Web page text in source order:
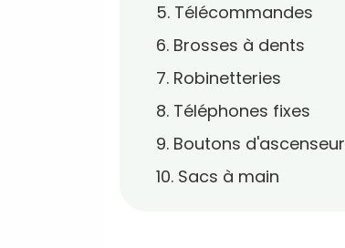
5. Télécommandes
6. Brosses à dents
7. Robinetteries
8. Téléphones fixes
9. Boutons d'ascenseur
10. Sacs à main